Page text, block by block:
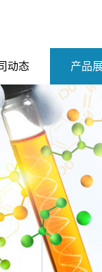
动态 产品